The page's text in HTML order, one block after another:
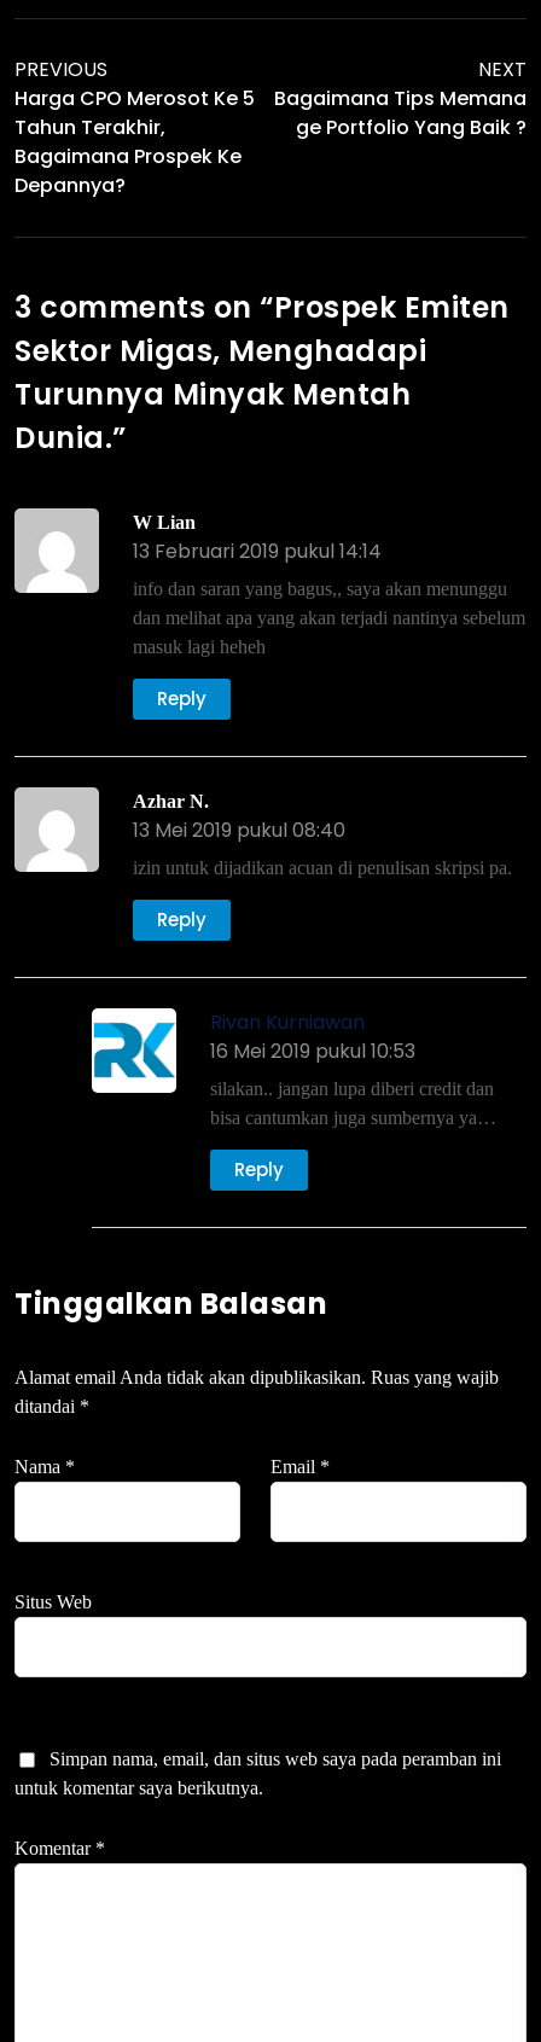
PREVIOUS
Harga CPO Merosot Ke 5
Tahun Terakhir,
Bagaimana Prospek Ke
Depannya?
NEXT
Bagaimana Tips Memana
Ge Portfolio Yang Baik ?
3 comments on “Prospek Emiten
Sektor Migas, Menghadapi
Turunnya Minyak Mentah
Dunia.”
W Lian
13 Februari 2019 pukul 14:14
info dan saran yang bagus,, saya akan menunggu
dan melihat apa yang akan terjadi nantinya sebelum
masuk lagi heheh
Reply
Azhar N.
13 Mei 2019 pukul 08:40
izin untuk dijadikan acuan di penulisan skripsi pa.
Reply
Rivan Kurniawan
16 Mei 2019 pukul 10:53
silakan.. jangan lupa diberi credit dan
bisa cantumkan juga sumbernya ya…
Reply
Tinggalkan Balasan
Alamat email Anda tidak akan dipublikasikan. Ruas yang wajib
ditandai *
Nama * Email *
Situs Web
Simpan nama, email, dan situs web saya pada peramban ini
untuk komentar saya berikutnya.
Komentar *